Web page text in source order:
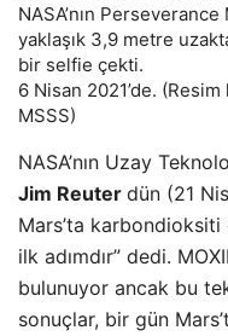
NASA’nın
yaklaşık 3,9 metre
bir selfie çekti.
6 Nisan 2021’de.
MSSS)
NASA’nın Uzay
Jim Reuter dün (21
Mars’ta
ilk adımdır” dedi.
bulunuyor ancak bu
sonuçlar, bir gün